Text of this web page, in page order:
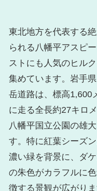
東北地方を代表する
られる八幡平アスピ
ストにも人気のヒル
集めています。岩手
岳道路は、標高1,600
に走る全長約27キロ
八幡平国立公園の雄
す。特に紅葉シーズ
濃い緑を背景に、ダ
の朱色がカラフルに
徴する景観が広がり